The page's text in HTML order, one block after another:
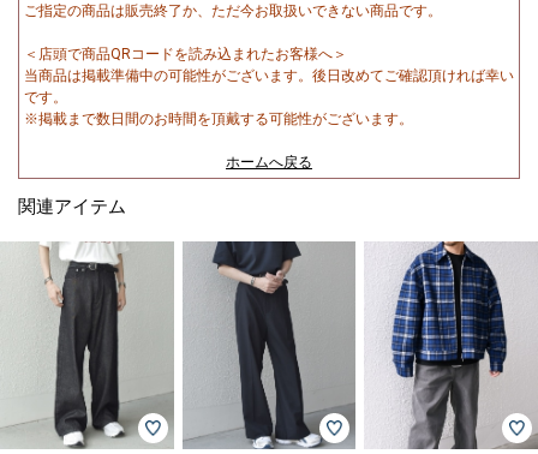
ご指定の商品は販売終了か、ただ今お取扱いできない商品です。
＜店頭で商品QRコードを読み込まれたお客様へ＞
当商品は掲載準備中の可能性がございます。後日改めてご確認頂ければ幸い
です。
※掲載まで数日間のお時間を頂戴する可能性がございます。
ホームへ戻る
関連アイテム